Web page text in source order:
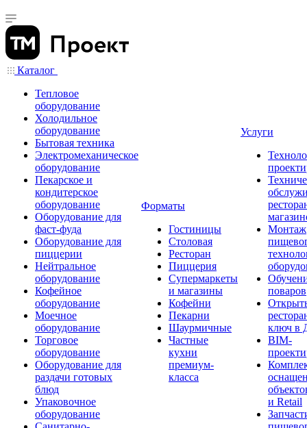
Каталог
Тепловое
оборудование
Холодильное
оборудование
Бытовая техника
Электромеханическое
оборудование
Пекарское и
кондитерское
оборудование
Оборудование для
фаст-фуда
Оборудование для
пиццерии
Нейтральное
оборудование
Кофейное
оборудование
Моечное
оборудование
Торговое
оборудование
Оборудование для
раздачи готовых
блюд
Упаковочное
оборудование
Форматы
Гостиницы
Столовая
Ресторан
Пиццерия
Супермаркеты
и магазины
Кофейни
Пекарни
Шаурмичные
Частные
кухни
премиум-
класса
Услуги
Монтаж
поваров
ключ в
BIM-
и Retail